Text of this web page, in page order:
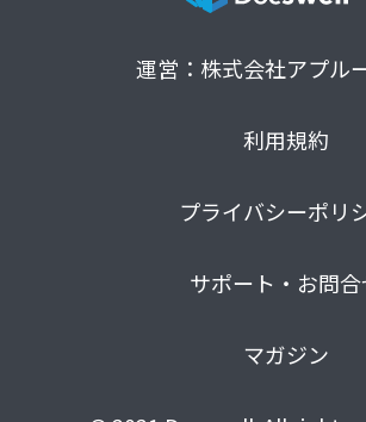
運営：株式会社アプル
利用規約
プライバシーポリ
サポート・お問合
マガジン